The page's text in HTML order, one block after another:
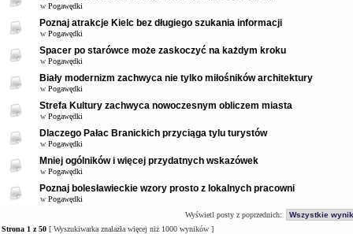
w Pogawędki
Poznaj atrakcje Kielc bez długiego szukania informacji
w Pogawędki
Spacer po starówce może zaskoczyć na każdym kroku
w Pogawędki
Biały modernizm zachwyca nie tylko miłośników architektury
w Pogawędki
Strefa Kultury zachwyca nowoczesnym obliczem miasta
w Pogawędki
Dlaczego Pałac Branickich przyciąga tylu turystów
w Pogawędki
Mniej ogólników i więcej przydatnych wskazówek
w Pogawędki
Poznaj bolesławieckie wzory prosto z lokalnych pracowni
w Pogawędki
Wyświetl posty z poprzednich:
Strona 1 z50 [ Wyszukiwarka znalazła więcej niż 1000 wyników ]